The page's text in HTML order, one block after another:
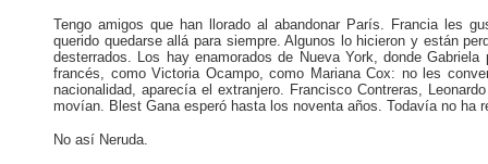
Tengo amigos que han llorado al abandonar París. Francia les
querido quedarse allá para siempre. Algunos lo hicieron y están
desterrados. Los hay enamorados de Nueva York, donde
francés, como Victoria Ocampo, como Mariana Cox: no les
nacionalidad, aparecía el extranjero. Francisco Contreras,
movían. Blest Gana esperó hasta los noventa años. Todavía no ha
No así Neruda.